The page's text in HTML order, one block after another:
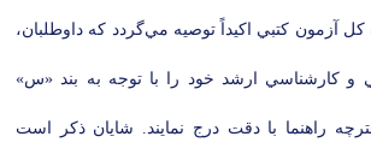
آزمون كتبي اكيداً توصيه مي‌گردد كه داوطلبان،
و كارشناسي ارشد خود را با توجه به بند «س»
راهنما با دقت درج نمايند. شايان ذكر است